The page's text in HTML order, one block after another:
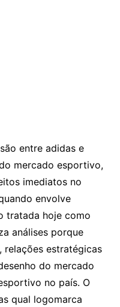
entre adidas e
mercado esportivo,
imediatos no
envolve
tratada hoje como
análises porque
estratégicas
do mercado
no país. O
qual logomarca